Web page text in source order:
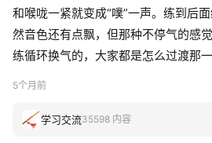
和喉咙一紧就变成“噗”一声。练到后
然音色还有点飘，但那种不停气的感
练循环换气的，大家都是怎么过渡那一
5个月前
学习交流35598 内容